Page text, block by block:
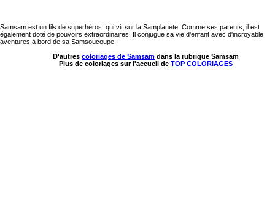
Samsam est un fils de superhéros, qui vit sur la Samplanète. Comme ses parents, il est
également doté de pouvoirs extraordinaires. Il conjugue sa vie d'enfant avec d'incroyable
aventures à bord de sa Samsoucoupe.
D'autres coloriages de Samsam dans la rubrique Samsam
Plus de coloriages sur l'accueil de TOP COLORIAGES